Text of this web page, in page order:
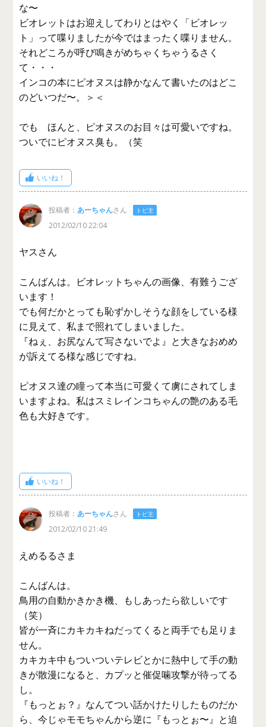
な〜
ビオレットはお迎えしてわりとはやく「ビオレッ
ト」って喋りましたが今ではまったく喋りません。
それどころが呼び鳴きがめちゃくちゃうるさく
て・・・
インコの本にピオヌスは静かなんて書いたのはどこ
のどいつだ〜。＞＜
でも ほんと、ピオヌスのお目々は可愛いですね。
ついでにピオヌス臭も。（笑
いいね！
投稿者：あーちゃんさん トピ主
2012/02/10 22:04
ヤスさん
こんばんは。ビオレットちゃんの画像、有難うござ
います！
でも何だかとっても恥ずかしそうな顔をしている様
に見えて、私まで照れてしまいました。
『ねぇ、お尻なんて写さないでよ』と大きなおめめ
が訴えてる様な感じですね。
ピオヌス達の瞳って本当に可愛くて虜にされてしま
いますよね。私はスミレインコちゃんの艶のある毛
色も大好きです。
いいね！
投稿者：あーちゃんさん トピ主
2012/02/10 21:49
えめるるさま
こんばんは。
鳥用の自動かきかき機、もしあったら欲しいです
（笑）
皆が一斉にカキカキねだってくると両手でも足りま
せん。
カキカキ中もついついテレビとかに熱中して手の動
きが散漫になると、カプッと催促噛攻撃が待ってる
し。
『もっとぉ？』なんてつい話かけたりしたものだか
ら、今じゃモモちゃんから逆に『もっとぉ〜』と迫